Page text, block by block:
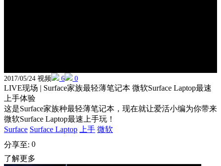
2017/05/24 视频 6 0
LIVE现场 | Surface家族最轻薄笔记本 微软Surface Laptop最速
上手体验
这是Surface家族种最轻薄笔记本，现在就让爱活小编为你带来
微软Surface Laptop最速上手玩！
Surface Surface Laptop 上手 微软
分享至: 0
了解更多